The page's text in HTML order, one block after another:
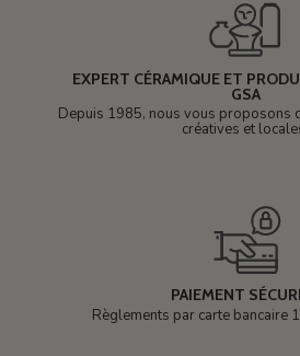
EXPERT CÉRAMIQUE ET
GSA
Depuis 1985, nous vous proposons
créatives et
PAIEMENT
Règlements par carte bancaire